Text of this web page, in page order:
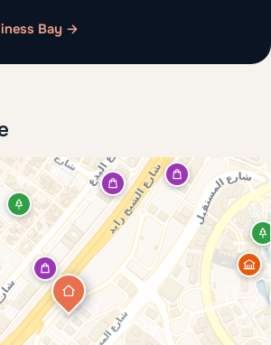
Bay →